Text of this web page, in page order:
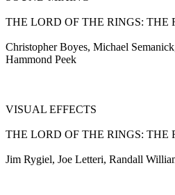
THE LORD OF THE RINGS: THE
Christopher Boyes, Michael
Hammond Peek
VISUAL EFFECTS
THE LORD OF THE RINGS: THE
Jim Rygiel, Joe Letteri, Randall